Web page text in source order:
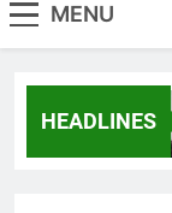
MENU
HEADLINES